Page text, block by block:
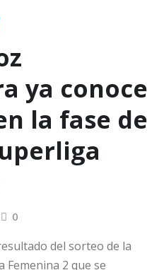
ya conoce
la fase de
0
del sorteo de la
Femenina 2 que se